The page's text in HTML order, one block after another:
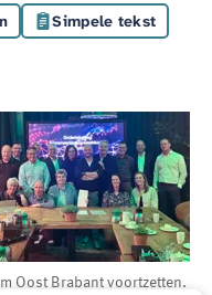
Simpele tekst
Oost Brabant voortzetten.